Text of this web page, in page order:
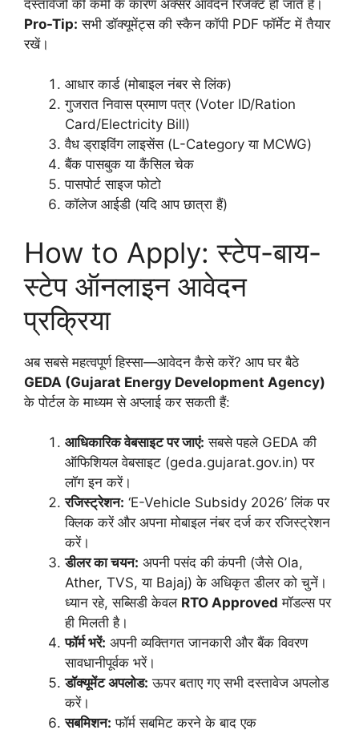
दस्तावेजों की कमी के कारण अक्सर आवेदन रिजेक्ट हो जाते हैं।
Pro-Tip: सभी डॉक्यूमेंट्स की स्कैन कॉपी PDF फॉर्मेट में तैयार
रखें।
आधार कार्ड (मोबाइल नंबर से लिंक)
गुजरात निवास प्रमाण पत्र (Voter ID/Ration
Card/Electricity Bill)
वैध ड्राइविंग लाइसेंस (L-Category या MCWG)
बैंक पासबुक या कैंसिल चेक
पासपोर्ट साइज फोटो
कॉलेज आईडी (यदि आप छात्रा हैं)
How to Apply: स्टेप-बाय-
स्टेप ऑनलाइन आवेदन
प्रक्रिया
अब सबसे महत्वपूर्ण हिस्सा—आवेदन कैसे करें? आप घर बैठे
GEDA (Gujarat Energy Development Agency)
के पोर्टल के माध्यम से अप्लाई कर सकती हैं:
आधिकारिक वेबसाइट पर जाएं: सबसे पहले GEDA की
ऑफिशियल वेबसाइट (geda.gujarat.gov.in) पर
लॉग इन करें।
रजिस्ट्रेशन: ‘E-Vehicle Subsidy 2026’ लिंक पर
क्लिक करें और अपना मोबाइल नंबर दर्ज कर रजिस्ट्रेशन
करें।
डीलर का चयन: अपनी पसंद की कंपनी (जैसे Ola,
Ather, TVS, या Bajaj) के अधिकृत डीलर को चुनें।
ध्यान रहे, सब्सिडी केवल RTO Approved मॉडल्स पर
ही मिलती है।
फॉर्म भरें: अपनी व्यक्तिगत जानकारी और बैंक विवरण
सावधानीपूर्वक भरें।
डॉक्यूमेंट अपलोड: ऊपर बताए गए सभी दस्तावेज अपलोड
करें।
सबमिशन: फॉर्म सबमिट करने के बाद एक